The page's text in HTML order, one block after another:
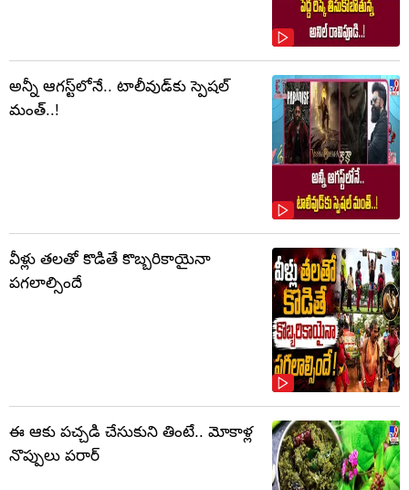
అన్నీ ఆగస్ట్‌లోనే.. టాలీవుడ్‌కు స్పెషల్
మంత్..!
వీళ్లు తలతో కొడితే కొబ్బరికాయైనా
పగలాల్సిందే
ఈ ఆకు పచ్చడి చేసుకుని తింటే.. మోకాళ్ల
నొప్పులు పరార్‌